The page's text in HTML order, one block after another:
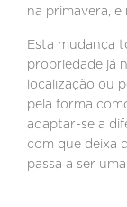
na primavera, e
Esta mudança
propriedade já
localização ou
pela forma
adaptar-se a
com que deixa
passa a ser